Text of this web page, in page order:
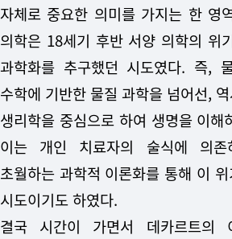
자체로 중요한 의미를 가지는 한 영
의학은 18세기 후반 서양 의학의 위
과학화를 추구했던 시도였다. 즉,
수학에 기반한 물질 과학을 넘어선,
생리학을 중심으로 하여 생명을 이해
이는 개인 치료자의 술식에 의
초월하는 과학적 이론화를 통해 이
시도이기도 하였다.
결국 시간이 가면서 데카르트의